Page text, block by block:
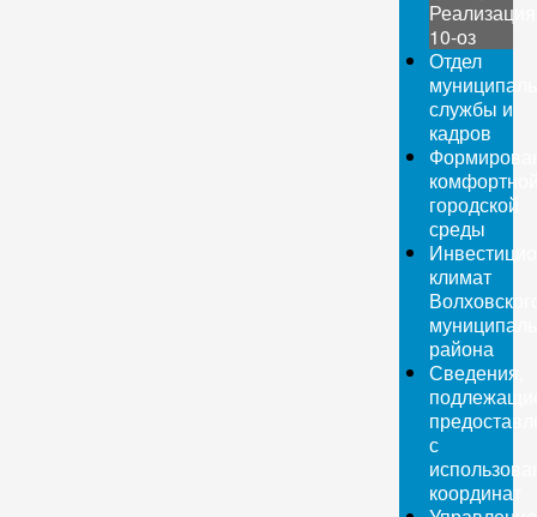
Реализация
10-оз
Отдел
службы и
кадров
городской
среды
климат
района
Сведения,
с
координат